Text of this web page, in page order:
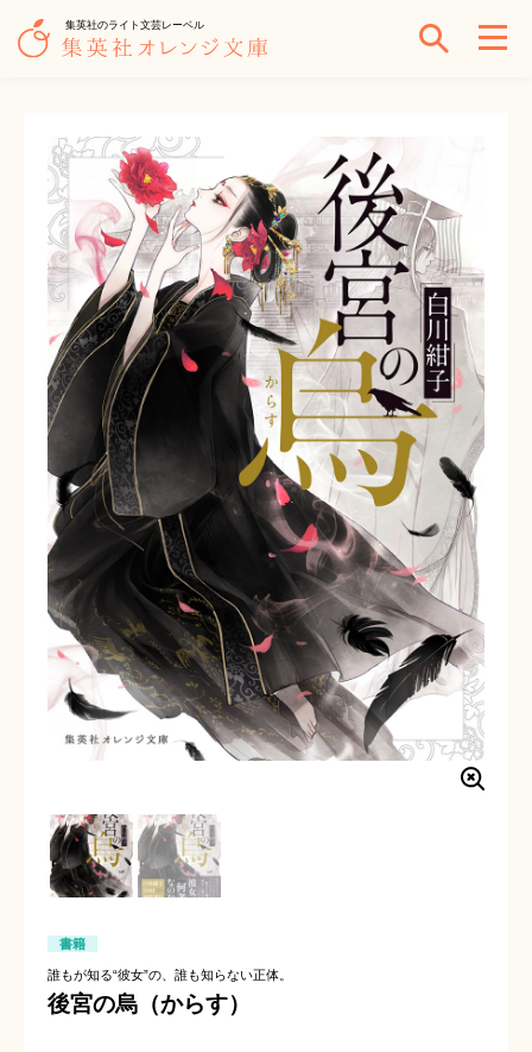
集英社のライト文芸レーベル
書籍
誰もが知る“彼女”の、誰も知らない正体。
後宮の烏（からす）